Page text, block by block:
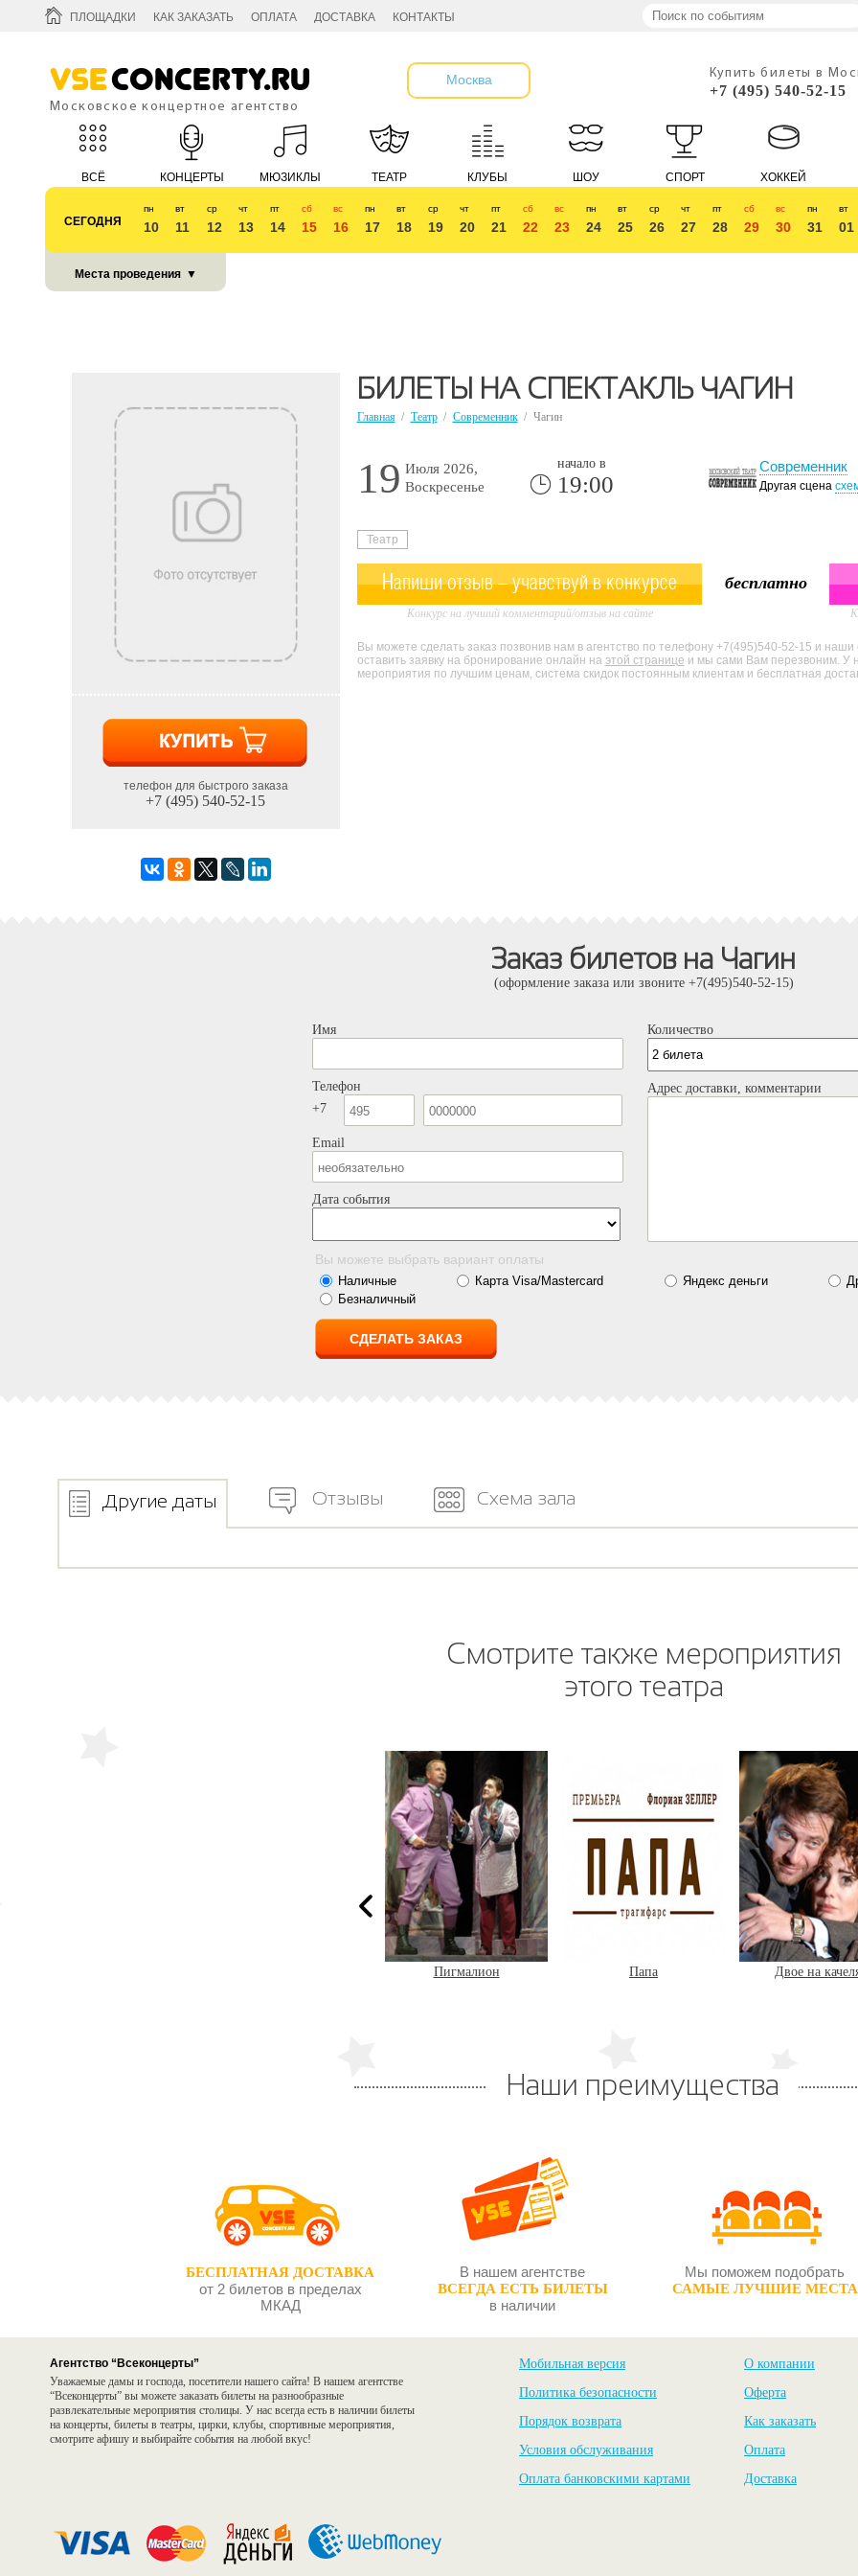
ПЛОЩАДКИ КАК ЗАКАЗАТЬ ОПЛАТА ДОСТАВКА КОНТАКТЫ
VseConcerty.ru
Московское концертное агентство
Москва Купить билеты в
+7 (495) 540-52-15
ВСЁ КОНЦЕРТЫ МЮЗИКЛЫ ТЕАТР КЛУБЫ ШОУ СПОРТ ХОККЕЙ
СЕГОДНЯ
пн
10
вт
11
ср
12
чт
13
пт
14
сб
15
вс
16
пн
17
вт
18
ср
19
чт
20
пт
21
сб
22
вс
23
пн
24
вт
25
ср
26
чт
27
пт
28
сб
29
вс
30
пн
31
вт
01
Места проведения ▼
телефон для быстрого заказа
+7 (495) 540-52-15
БИЛЕТЫ НА СПЕКТАКЛЬ ЧАГИН
Главная / Театр / Современник / Чагин
19 Июля 2026,
Воскресенье
начало в
19:00
Современник
Другая сцена
Театр
Напиши отзыв - учавствуй в конкурсе
Конкурс на лучший комментарий/отзыв на сайте
бесплатно
Вы можете сделать заказ позвонив нам в агентство по телефону +7(495)540-52-15 и
оставить заявку на бронирование онлайн на этой странице и мы сами Вам перезвоним. У
мероприятия по лучшим ценам, система скидок постоянным клиентам и бесплатная
Заказ билетов на Чагин
(оформление заказа или звоните +7(495)540-52-15)
Имя
Телефон
+7
Email
Дата события
Количество
Адрес доставки, комментарии
Вы можете выбрать вариант оплаты
Наличные Карта Visa/Mastercard Яндекс деньги
Безналичный
Другие даты Отзывы Схема зала
Смотрите также мероприятия
этого театра
Пигмалион Папа Двое на
Наши преимущества
БЕСПЛАТНАЯ ДОСТАВКА
от 2 билетов в пределах
МКАД
В нашем агентстве
ВСЕГДА ЕСТЬ БИЛЕТЫ
в наличии
Мы поможем подобрать
САМЫЕ ЛУЧШИЕ МЕСТА
Агентство “Всеконцерты”
Уважаемые дамы и господа, посетители нашего сайта! В нашем агентстве
“Всеконцерты” вы можете заказать билеты на разнообразные
развлекательные мероприятия столицы. У нас всегда есть в наличии билеты
на концерты, билеты в театры, цирки, клубы, спортивные мероприятия,
смотрите афишу и выбирайте события на любой вкус!
Мобильная версия
Политика безопасности
Порядок возврата
Условия обслуживания
Оплата банковскими картами
О компании
Оферта
Как заказать
Оплата
Доставка